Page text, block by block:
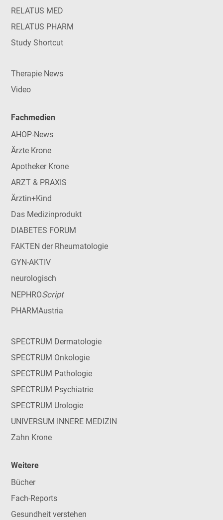
RELATUS MED
RELATUS PHARM
Study Shortcut
Therapie News
Video
Fachmedien
AHOP-News
Ärzte Krone
Apotheker Krone
ARZT & PRAXIS
Ärztin+Kind
Das Medizinprodukt
DIABETES FORUM
FAKTEN der Rheumatologie
GYN-AKTIV
neurologisch
NEPHROScript
PHARMAustria
SPECTRUM Dermatologie
SPECTRUM Onkologie
SPECTRUM Pathologie
SPECTRUM Psychiatrie
SPECTRUM Urologie
UNIVERSUM INNERE MEDIZIN
Zahn Krone
Weitere
Bücher
Fach-Reports
Gesundheit verstehen